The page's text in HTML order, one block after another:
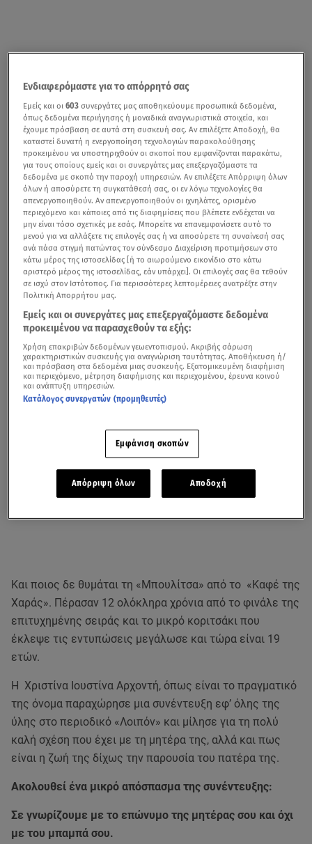
Και ποιος δε θυμάται τη «Μπουλίτσα» από το «Καφέ της
Χαράς». Πέρασαν 12 ολόκληρα χρόνια από το φινάλε της
επιτυχημένης σειράς και το μικρό κοριτσάκι που
έκλεψε τις εντυπώσεις μεγάλωσε και τώρα είναι 19
ετών.
Η Χριστίνα Ιουστίνα Αρχοντή, όπως είναι το πραγματικό
της όνομα παραχώρησε μια συνέντευξη εφ’ όλης της
ύλης στο περιοδικό «Λοιπόν» και μίλησε για τη πολύ
καλή σχέση που έχει με τη μητέρα της, αλλά και πως
είναι η ζωή της δίχως την παρουσία του πατέρα της.
Ακολουθεί ένα μικρό απόσπασμα της συνέντευξης:
Σε γνωρίζουμε με το επώνυμο της μητέρας σου και όχι
με του μπαμπά σου.
Ενδιαφερόμαστε για το απόρρητό σας
Εμείς και οι603 συνεργάτες μας αποθηκεύουμε προσωπικά δεδομένα,
όπως δεδομένα περιήγησης ή μοναδικά αναγνωριστικά στοιχεία, και
έχουμε πρόσβαση σε αυτά στη συσκευή σας. Αν επιλέξετε Αποδοχή, θα
καταστεί δυνατή η ενεργοποίηση τεχνολογιών παρακολούθησης
προκειμένου να υποστηριχθούν οι σκοποί που εμφανίζονται παρακάτω,
για τους οποίους εμείς και οι συνεργάτες μας επεξεργαζόμαστε τα
δεδομένα με σκοπό την παροχή υπηρεσιών. Αν επιλέξετε Απόρριψη όλων
όλων ή αποσύρετε τη συγκατάθεσή σας, οι εν λόγω τεχνολογίες θα
απενεργοποιηθούν. Αν απενεργοποιηθούν οι ιχνηλάτες, ορισμένο
περιεχόμενο και κάποιες από τις διαφημίσεις που βλέπετε ενδέχεται να
μην είναι τόσο σχετικές με εσάς. Μπορείτε να επανεμφανίσετε αυτό το
μενού για να αλλάξετε τις επιλογές σας ή να αποσύρετε τη συναίνεσή σας
ανά πάσα στιγμή πατώντας τον σύνδεσμο Διαχείριση προτιμήσεων στο
κάτω μέρος της ιστοσελίδας [ή το αιωρούμενο εικονίδιο στο κάτω
αριστερό μέρος της ιστοσελίδας, εάν υπάρχει]. Οι επιλογές σας θα τεθούν
σε ισχύ στον Ιστότοπος. Για περισσότερες λεπτομέρειες ανατρέξτε στην
Πολιτική Απορρήτου μας.
Εμείς και οι συνεργάτες μας επεξεργαζόμαστε δεδομένα
προκειμένου να παρασχεθούν τα εξής:
Χρήση επακριβών δεδομένων γεωεντοπισμού. Ακριβής σάρωση
χαρακτηριστικών συσκευής για αναγνώριση ταυτότητας. Αποθήκευση ή/
και πρόσβαση στα δεδομένα μιας συσκευής. Εξατομικευμένη διαφήμιση
και περιεχόμενο, μέτρηση διαφήμισης και περιεχομένου, έρευνα κοινού
και ανάπτυξη υπηρεσιών.
Κατάλογος συνεργατών (προμηθευτές)
Εμφάνιση σκοπών
Απόρριψη όλων Αποδοχή